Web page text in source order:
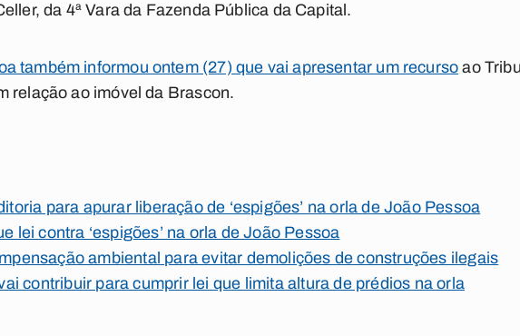
da 4ª Vara da Fazenda Pública da Capital.
também informou ontem (27) que vai apresentar um recurso ao
relação ao imóvel da Brascon.
para apurar liberação de ‘espigões’ na orla de João Pessoa
lei contra ‘espigões’ na orla de João Pessoa
ambiental para evitar demolições de construções ilegais
contribuir para cumprir lei que limita altura de prédios na orla